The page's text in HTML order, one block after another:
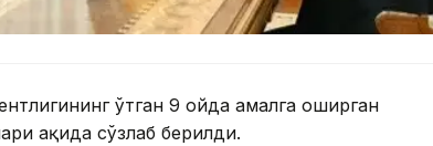
ўтган 9 ойда амалга оширган
ҳақида сўзлаб берилди.